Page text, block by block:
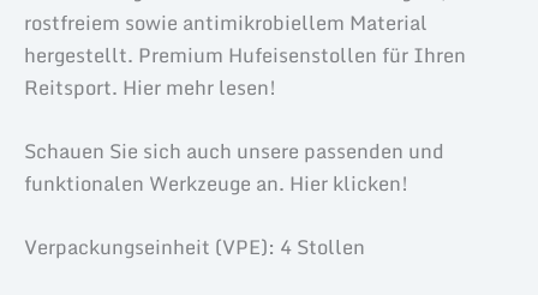
rostfreiem sowie antimikrobiellem Material
hergestellt. Premium Hufeisenstollen für Ihren
Reitsport. Hier mehr lesen!
Schauen Sie sich auch unsere passenden und
funktionalen Werkzeuge an. Hier klicken!
Verpackungseinheit (VPE): 4 Stollen